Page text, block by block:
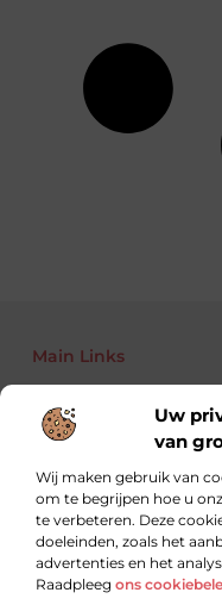
Uw
van
Wij maken gebruik van
om te begrijpen hoe u
te verbeteren. Deze
doeleinden, zoals het
advertenties en het
Raadpleeg ons
Main Links
Altijd op
Lees, leer en